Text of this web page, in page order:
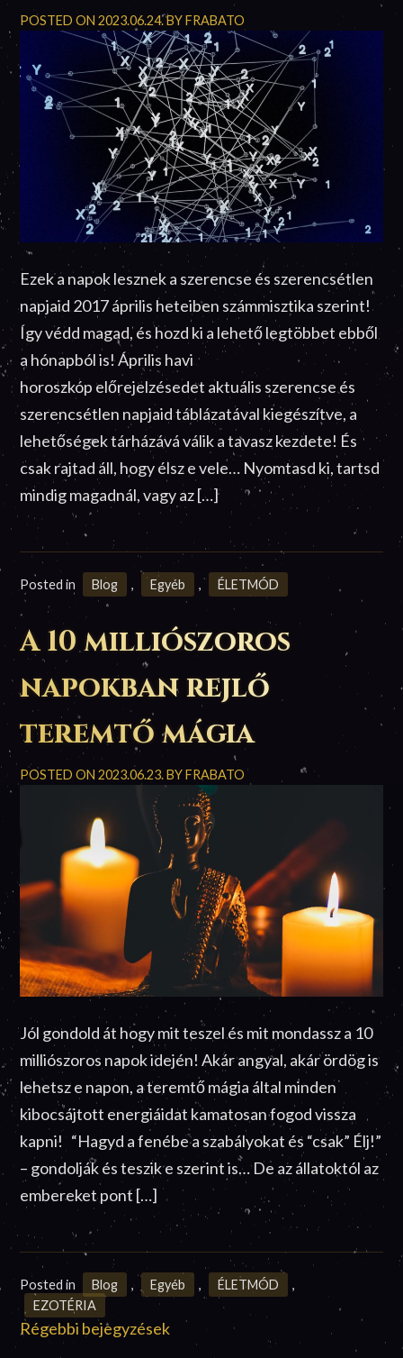
POSTED ON2023.06.24.BYFRABATO
Ezek a napok lesznek a szerencse és szerencsétlen
napjaid 2017 április heteiben számmisztika szerint!
Így védd magad, és hozd ki a lehető legtöbbet ebből
a hónapból is! Április havi
horoszkóp előrejelzésedet aktuális szerencse és
szerencsétlen napjaid táblázatával kiegészítve, a
lehetőségek tárházává válik a tavasz kezdete! És
csak rajtad áll, hogy élsz e vele… Nyomtasd ki, tartsd
mindig magadnál, vagy az […]
Posted in Blog , Egyéb , ÉLETMÓD
A 10 milliószoros
napokban rejlő
teremtő mágia
POSTED ON2023.06.23.BYFRABATO
Jól gondold át hogy mit teszel és mit mondassz a 10
milliószoros napok idején! Akár angyal, akár ördög is
lehetsz e napon, a teremtő mágia által minden
kibocsájtott energiáidat kamatosan fogod vissza
kapni! “Hagyd a fenébe a szabályokat és “csak” Élj!”
– gondolják és teszik e szerint is… De az állatoktól az
embereket pont […]
Posted in Blog , Egyéb , ÉLETMÓD
,
EZOTÉRIA
Bejegyzés
Régebbi bejegyzések